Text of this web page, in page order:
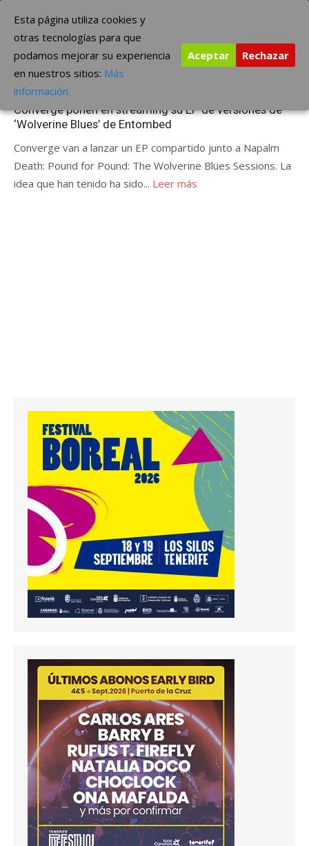
contenido
The Borderline Music
Etiqueta:Entombed
Publicada
mayo 29, 2013
Converge ponen en streaming su EP de versiones de
‘Wolverine Blues’ de Entombed
Converge van a lanzar un EP compartido junto a Napalm
Death: Pound for Pound: The Wolverine Blues Sessions. La
idea que han tenido ha sido... Leer más
Esta página utiliza cookies y
otras tecnologías para que
podamos mejorar su experiencia
en nuestros sitios: Más
información.
Aceptar Rechazar